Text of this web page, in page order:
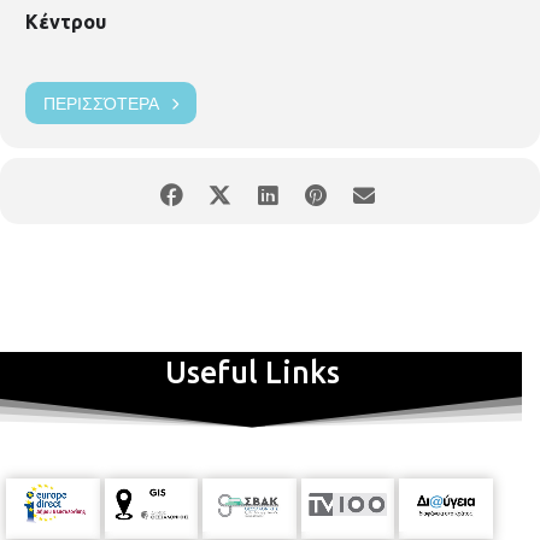
Κέντρου
ΠΕΡΙΣΣΌΤΕΡΑ
Useful Links